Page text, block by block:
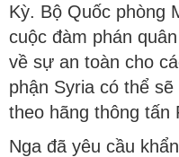
Kỳ. Bộ Quốc phòng
cuộc đàm phán
về sự an toàn cho
phận Syria có thể
theo hãng thông tấn
Nga đã yêu cầu